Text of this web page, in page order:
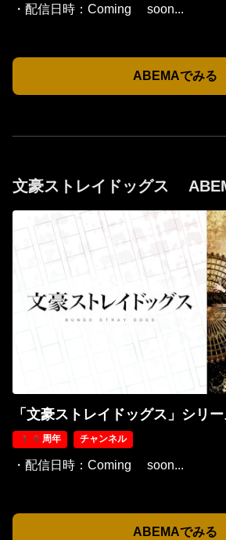
・配信日時：Coming soon...
ABEMAでみる
文豪ストレイドッグス
「文豪ストレイドッグス」シリ
10周年 チャンネル
・配信日時：Coming soon...
ABEMAでみる